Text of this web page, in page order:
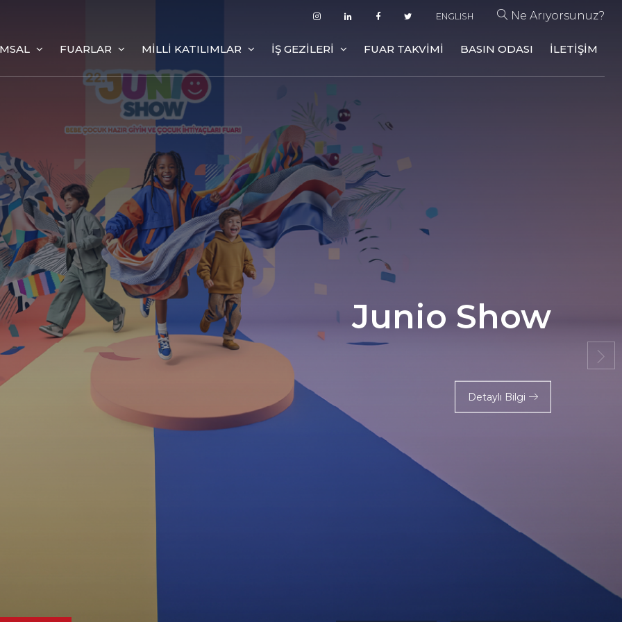
ENGLISH Ne Arıyorsunuz?
FUARLAR MILLI KATILIMLAR İŞ GEZILERI FUAR TAKVIMI BASIN ODASI İLETIŞIM
Junio Show
Detaylı Bilgi